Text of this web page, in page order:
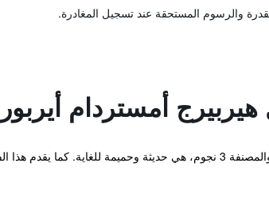
والرسوم المستحقة عند تسجيل المغادرة.
أمستردام
هذه الملكية الموجودة في امستردام والمصنفة 3 نجوم، هي حديثة